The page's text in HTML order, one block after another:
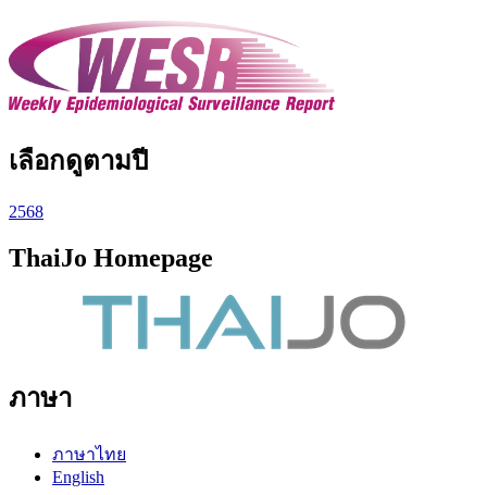
เลือกดูตามปี
2568
ThaiJo Homepage
ภาษา
ภาษาไทย
English